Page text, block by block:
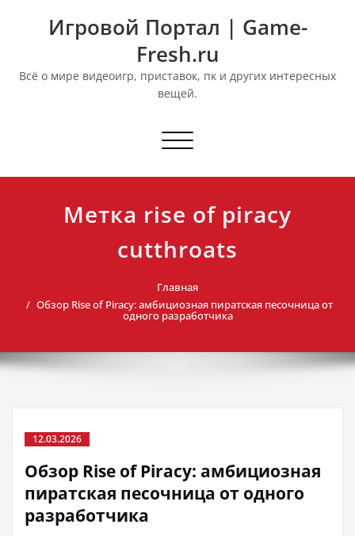
Игровой Портал | Game-
Fresh.ru
Всё о мире видеоигр, приставок, пк и других интересных
вещей.
Переключить
Метка rise of piracy
cutthroats
Главная
Обзор Rise of Piracy: амбициозная пиратская песочница от
одного разработчика
12.03.2026
Обзор Rise of Piracy: амбициозная
пиратская песочница от одного
разработчика